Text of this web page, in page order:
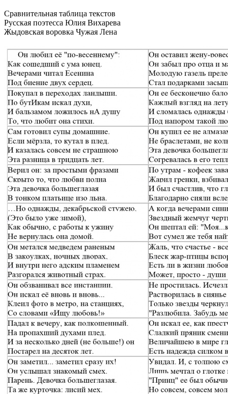
Сравнительная таблица текстов
Русская поэтесса Юлия Вихарева
Жыдовская воровка Чужая Лена